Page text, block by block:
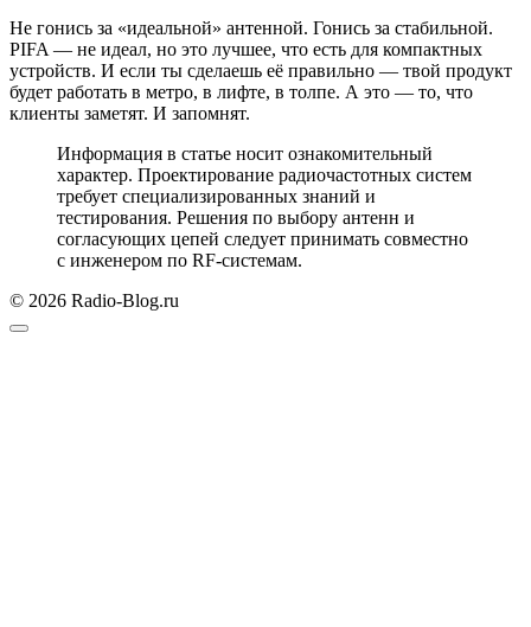
Не гонись за «идеальной» антенной. Гонись за стабильной.
PIFA — не идеал, но это лучшее, что есть для компактных
устройств. И если ты сделаешь её правильно — твой продукт
будет работать в метро, в лифте, в толпе. А это — то, что
клиенты заметят. И запомнят.
Информация в статье носит ознакомительный
характер. Проектирование радиочастотных систем
требует специализированных знаний и
тестирования. Решения по выбору антенн и
согласующих цепей следует принимать совместно
с инженером по RF-системам.
© 2026 Radio-Blog.ru